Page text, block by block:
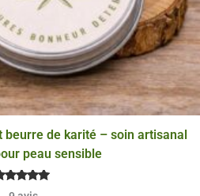
beurre de karité – soin artisanal
peau sensible
Note
du
produit